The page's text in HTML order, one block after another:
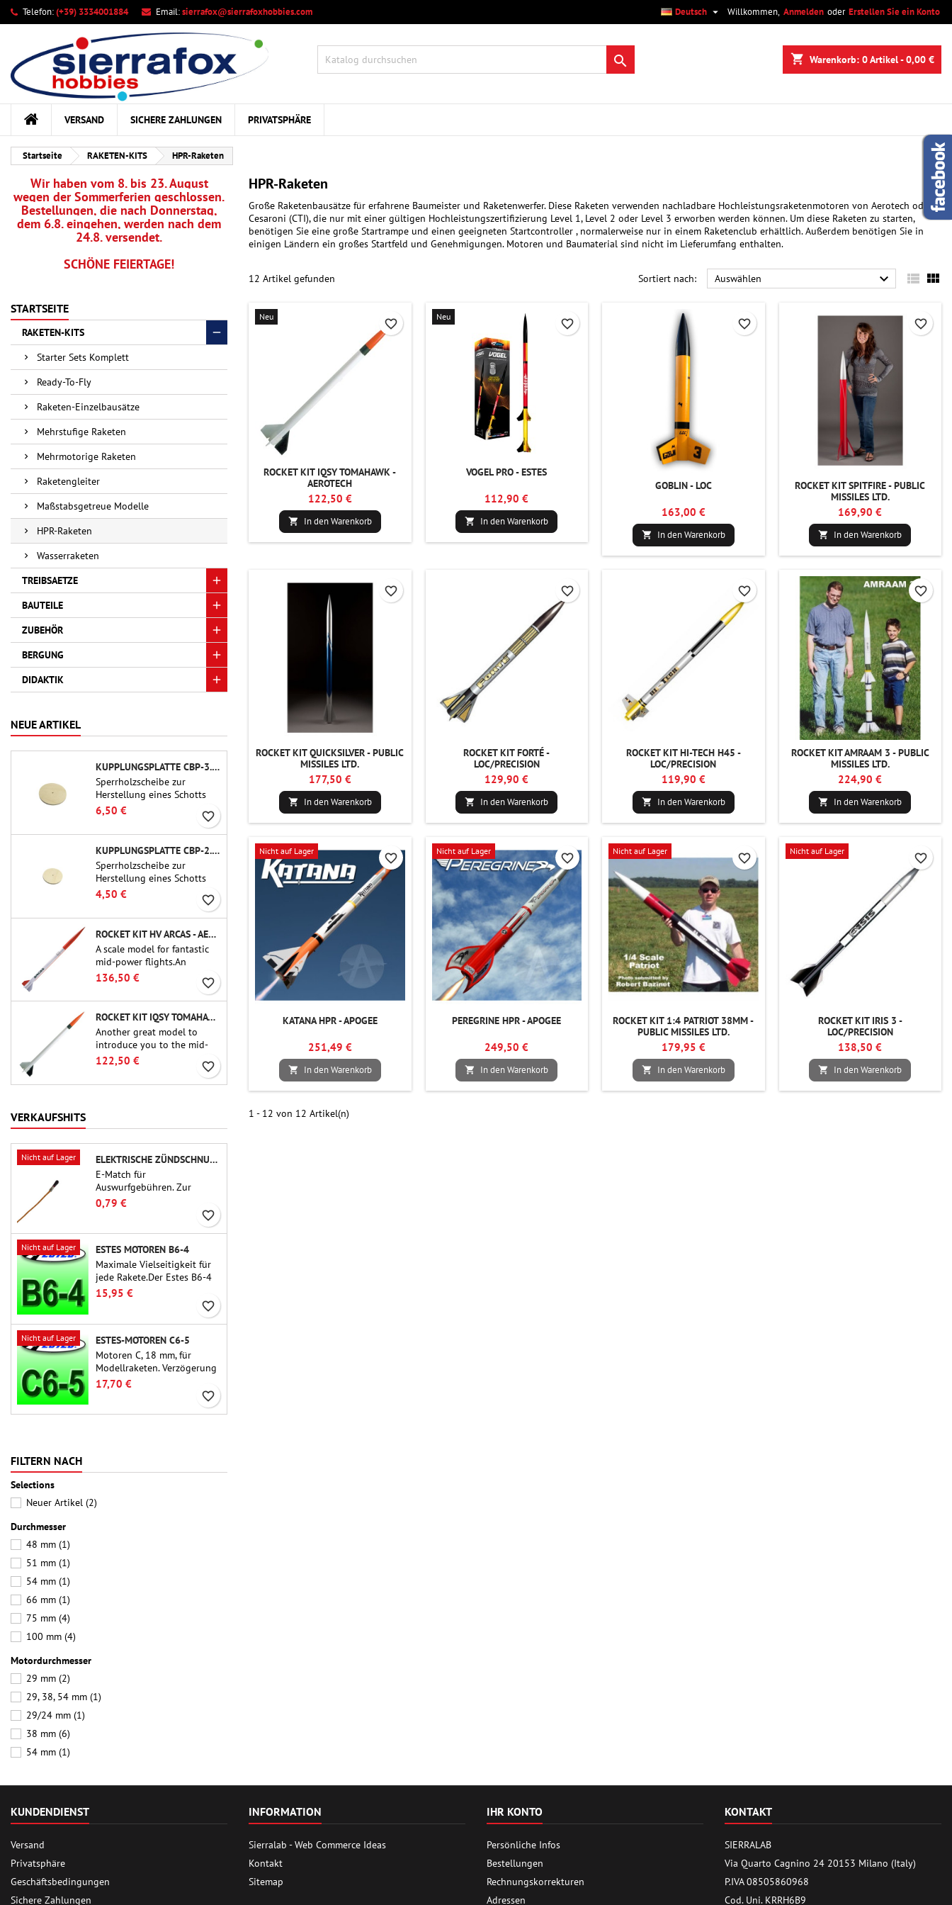
Telefon:(+39) 3334001884 Email:sierrafox@sierrafoxhobbies.com Willkommen, Anmelden oder Erstellen Sie ein Konto
Deutsch 
shopping_cart Warenkorb: 0Artikel - 0,00 €

VERSAND SICHERE ZAHLUNGEN PRIVATSPHÄRE
Startseite RAKETEN-KITS HPR-Raketen
Wir haben vom 8. bis 23. August
wegen der Sommerferien geschlossen.
Bestellungen, die nach Donnerstag,
dem 6.8. eingehen, werden nach dem
24.8. versendet.
SCHÖNE FEIERTAGE!
STARTSEITE
RAKETEN-KITS
Starter Sets Komplett
Ready-To-Fly
Raketen-Einzelbausätze
Mehrstufige Raketen
Mehrmotorige Raketen
Raketengleiter
Maßstabsgetreue Modelle
HPR-Raketen
Wasserraketen
TREIBSAETZE
BAUTEILE
ZUBEHÖR
BERGUNG
DIDAKTIK
NEUE ARTIKEL
KUPPLUNGSPLATTE CBP-3.0 - PUBLIC MISSILES LTD.
Sperrholzscheibe zur
Herstellung eines Schotts
(Rahmens) für 75-mm-
Rohrkupplungen (PT-3.0/QT-
3.0) von Public Missiles Ltd.
6,50 € favorite_border
KUPPLUNGSPLATTE CBP-2.1 - PUBLIC MISSILES LTD.
Sperrholzscheibe zur
Herstellung eines Schotts
(Rahmens) für 54-mm-
Rohrkupplungen (PT-2.1
oder QT-2.1) von Public
Missiles Ltd.
4,50 € favorite_border
ROCKET KIT HV ARCAS - AEROTECH
A scale model for fantastic
mid-power flights.An
uncompromising kit that
allows you to build a replica
of one of the most famous
sounding-rocket ever.
136,50 € favorite_border
ROCKET KIT IQSY TOMAHAWK - AEROTECH
Another great model to
introduce you to the mid-
power.A scale replica of a
small in size and peefect to
122,50 € favorite_border
VERKAUFSHITS
Nicht auf Lager
ELEKTRISCHE ZÜNDSCHNUR FÜR AUSSTOSSLADUNG
E-Match für
Auswurfgebühren. Zur
Verwendung mit
Höhenmessern oder anderen
0,79 €
favorite_border
Nicht auf Lager
ESTES MOTOREN B6-4
Maximale Vielseitigkeit für
jede Rakete.Der Estes B6-4
ist einer der am häufigsten
Raketenmotoren überhaupt
und für die große Mehrheit
der Estes- und ähnlichen
Raketen geeignet.
15,95 €
favorite_border
Nicht auf Lager
ESTES-MOTOREN C6-5
Motoren C, 18 mm, für
Modellraketen. Verzögerung
5 Sekunden, für einstufige
Raketen.
17,70 €
favorite_border
FILTERN NACH
Selections
Neuer Artikel (2)
Durchmesser
48 mm (1)
51 mm (1)
54 mm (1)
66 mm (1)
75 mm (4)
100 mm (4)
Motordurchmesser
29 mm (2)
29, 38, 54 mm (1)
29/24 mm (1)
38 mm (6)
54 mm (1)
HPR-Raketen
Große Raketenbausätze für erfahrene Baumeister und Raketenwerfer. Diese Raketen verwenden nachladbare Hochleistungsraketenmotoren von Aerotech oder
Cesaroni (CTI), die nur mit einer gültigen Hochleistungszertifizierung Level 1, Level 2 oder Level 3 erworben werden können. Um diese Raketen zu starten,
benötigen Sie eine große Startrampe und einen geeigneten Startcontroller , normalerweise nur in einem Raketenclub erhältlich. Außerdem benötigen Sie in
einigen Ländern ein großes Startfeld und Genehmigungen. Motoren und Baumaterial sind nicht im Lieferumfang enthalten.
12 Artikel gefunden Sortiert nach: Auswählen   
Neu
ROCKET KIT IQSY TOMAHAWK -
AEROTECH
122,50 €
 In den Warenkorb
favorite_border
Neu
VOGEL PRO - ESTES
112,90 €
 In den Warenkorb
favorite_border
GOBLIN - LOC
163,00 €
 In den Warenkorb
favorite_border
ROCKET KIT SPITFIRE - PUBLIC
MISSILES LTD.
169,90 €
 In den Warenkorb
favorite_border
ROCKET KIT QUICKSILVER - PUBLIC
MISSILES LTD.
177,50 €
 In den Warenkorb
favorite_border
ROCKET KIT FORTÉ -
LOC/PRECISION
129,90 €
 In den Warenkorb
favorite_border
ROCKET KIT HI-TECH H45 -
LOC/PRECISION
119,90 €
 In den Warenkorb
favorite_border
ROCKET KIT AMRAAM 3 - PUBLIC
MISSILES LTD.
224,90 €
 In den Warenkorb
favorite_border
Nicht auf Lager
KATANA HPR - APOGEE
251,49 €
 In den Warenkorb
favorite_border
Nicht auf Lager
PEREGRINE HPR - APOGEE
249,50 €
 In den Warenkorb
favorite_border
Nicht auf Lager
ROCKET KIT 1:4 PATRIOT 38MM -
PUBLIC MISSILES LTD.
179,95 €
 In den Warenkorb
favorite_border
Nicht auf Lager
ROCKET KIT IRIS 3 -
LOC/PRECISION
138,50 €
 In den Warenkorb
favorite_border
1 - 12 von 12 Artikel(n)
KUNDENDIENST
Versand
Privatsphäre
Geschäftsbedingungen
Sichere Zahlungen
INFORMATION
Sierralab - Web Commerce Ideas
Kontakt
Sitemap
IHR KONTO
Persönliche Infos
Bestellungen
Rechnungskorrekturen
Adressen
KONTAKT
SIERRALAB
Via Quarto Cagnino 24 20153 Milano (Italy)
P.IVA 08505860968
Cod. Uni. KRRH6B9
Ihre Wunschlisten
Neue Liste anlegen
((modalTitle))
((confirmMessage))
Wunschliste erstellen
Anmelden
Sie müssen angemeldet sein, um Artikel Ihrer Wunschliste hinzufügen zu
Abbrechen Anmelden